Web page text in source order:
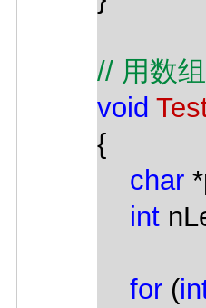
// 用数
void
{
char
int
for (